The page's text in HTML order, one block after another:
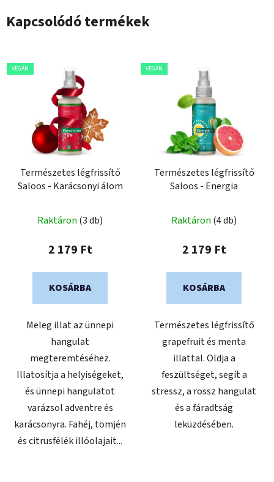
Kapcsolódó termékek
VEGÁN
Természetes légfrissítő
Saloos - Karácsonyi álom
Raktáron (3 db)
2 179 Ft
KOSÁRBA
Meleg illat az ünnepi
hangulat
megteremtéséhez.
Illatosítja a helyiségeket,
és ünnepi hangulatot
varázsol adventre és
karácsonyra. Fahéj, tömjén
és citrusfélék illóolajait...
VEGÁN
Természetes légfrissítő
Saloos - Energia
Raktáron (4 db)
2 179 Ft
KOSÁRBA
Természetes légfrissítő
grapefruit és menta
illattal. Oldja a
feszültséget, segít a
stressz, a rossz hangulat
és a fáradtság
leküzdésében.